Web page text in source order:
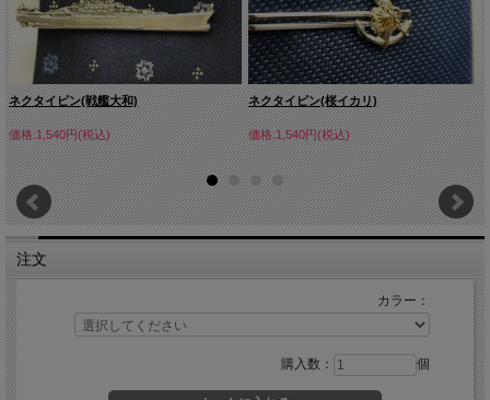
ネクタイピン(戦艦大和)
価格:1,540円(税込)
ネクタイピン(桜イカリ)
価格:1,540円(税込)
注文
カラー：
購入数： 個